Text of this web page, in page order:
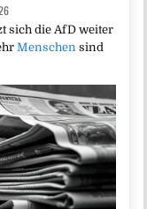
sich die AfD weiter
Menschen sind